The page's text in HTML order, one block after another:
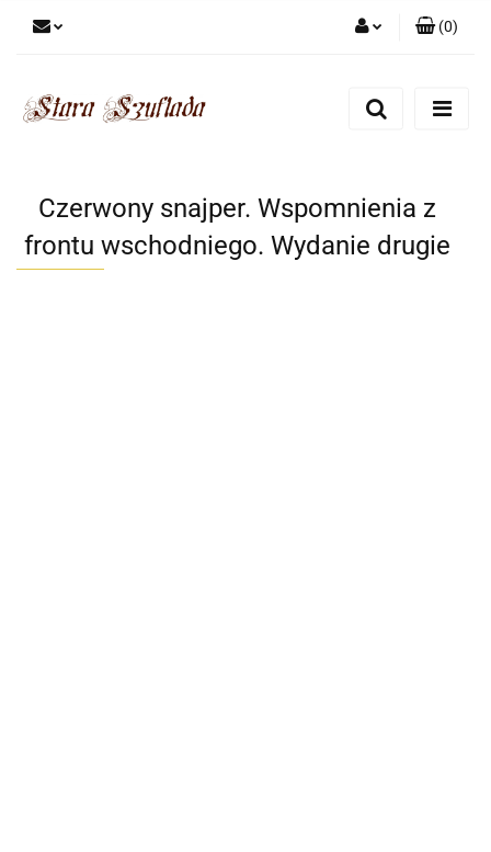
Zarejestruj się
(0)
Czerwony snajper. Wspomnienia z
frontu wschodniego. Wydanie drugie